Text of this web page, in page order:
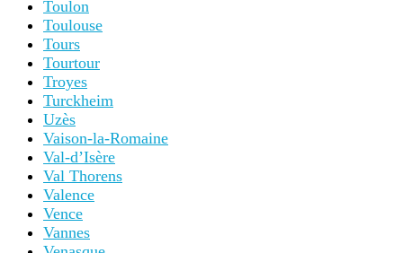
Toulon
Toulouse
Tours
Tourtour
Troyes
Turckheim
Uzès
Vaison-la-Romaine
Val-d’Isère
Val Thorens
Valence
Vence
Vannes